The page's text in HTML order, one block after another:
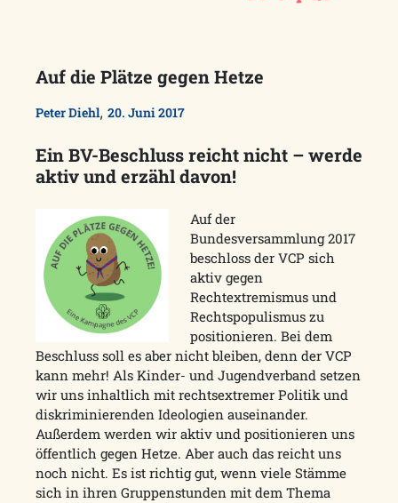
Auf die Plätze gegen Hetze
Peter Diehl, 20. Juni 2017
Ein BV-Beschluss reicht nicht – werde
aktiv und erzähl davon!
Auf der
Bundesversammlung 2017
beschloss der VCP sich
aktiv gegen
Rechtextremismus und
Rechtspopulismus zu
positionieren. Bei dem
Beschluss soll es aber nicht bleiben, denn der VCP
kann mehr! Als Kinder- und Jugendverband setzen
wir uns inhaltlich mit rechtsextremer Politik und
diskriminierenden Ideologien auseinander.
Außerdem werden wir aktiv und positionieren uns
öffentlich gegen Hetze. Aber auch das reicht uns
noch nicht. Es ist richtig gut, wenn viele Stämme
sich in ihren Gruppenstunden mit dem Thema